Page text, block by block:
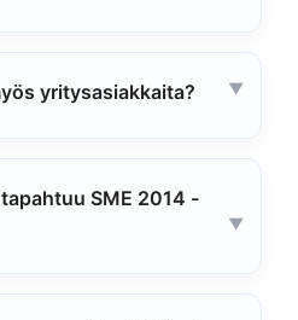
yritysasiakkaita?
SME 2014 -